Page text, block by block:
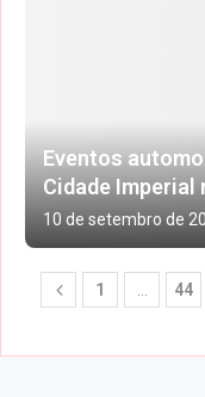
Eventos
Cidade Imperial
10 de setembro de
1 44